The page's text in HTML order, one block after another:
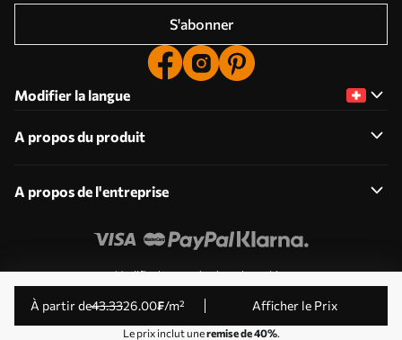
à partir de43.3326.00₣/m² Afficher le Prix
Le prix inclut uneremise de 40%.
S'abonner
Modifier la langue
A propos du produit
A propos de l'entreprise
Modifier les autorisations de cookies
© 2011-2026 Uwalls . Tous droits réservés. Exploité par
KLW Sp. z o.o. Numéro de TVA : PL9223057591.